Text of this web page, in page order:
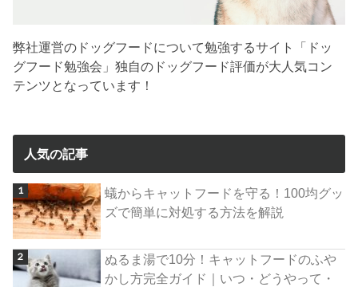
弊社運営のドッグフードについて勉強するサイト「ドッ
グフード勉強会」独自のドッグフード評価が大人気コン
テンツとなっています！
人気の記事
蟻からキャットフードを守る！100均グッ
ズで簡単に対処する方法を解説
ぬるま湯で10分！キャットフードのふや
かし方完全ガイド｜いつ・どうやって・